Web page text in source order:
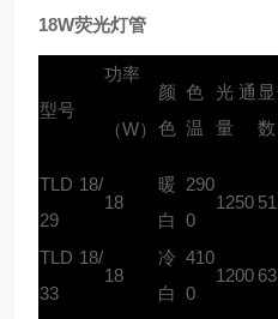
18W荧光灯管
型号
功率
颜
色
色
温
光通
量
数
（W）
TLD 18/
29
18
暖
白
290
0
1250 51
TLD 18/
33
18
冷
白
410
0
1200 63